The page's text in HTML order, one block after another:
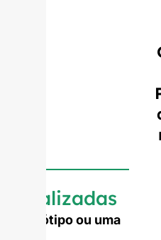
logótipo ou uma